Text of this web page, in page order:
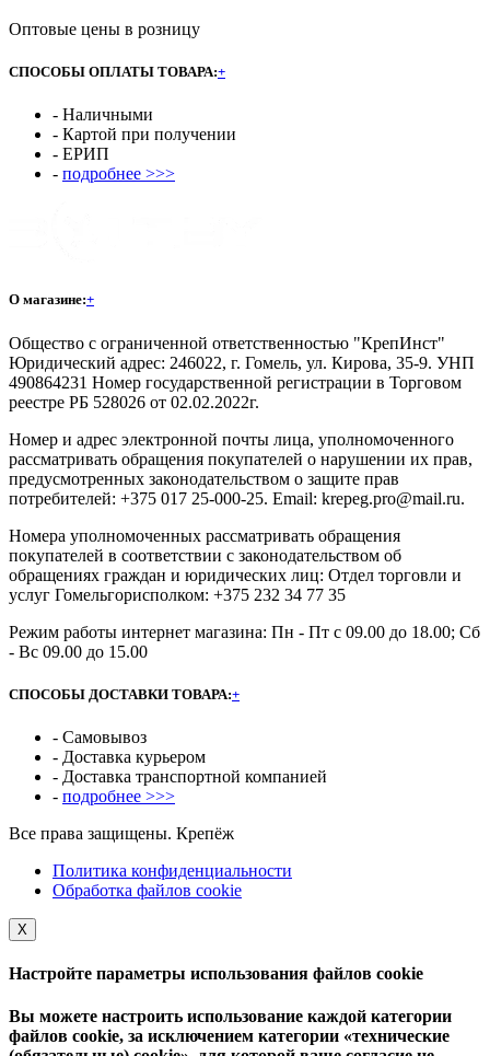
Оптовые цены в розницу
СПОСОБЫ ОПЛАТЫ ТОВАРА:+
- Наличными
- Картой при получении
- ЕРИП
- подробнее >>>
О магазине:+
Общество с ограниченной ответственностью "КрепИнст"
Юридический адрес: 246022, г. Гомель, ул. Кирова, 35-9. УНП
490864231 Номер государственной регистрации в Торговом
реестре РБ 528026 от 02.02.2022г.
Номер и адрес электронной почты лица, уполномоченного
рассматривать обращения покупателей о нарушении их прав,
предусмотренных законодательством о защите прав
потребителей: +375 017 25-000-25. Email: krepeg.pro@mail.ru.
Номера уполномоченных рассматривать обращения
покупателей в соответствии с законодательством об
обращениях граждан и юридических лиц: Отдел торговли и
услуг Гомельгорисполком: +375 232 34 77 35
Режим работы интернет магазина: Пн - Пт с 09.00 до 18.00; Сб
- Вс 09.00 до 15.00
СПОСОБЫ ДОСТАВКИ ТОВАРА:+
- Самовывоз
- Доставка курьером
- Доставка транспортной компанией
- подробнее >>>
Все права защищены. Крепёж
Политика конфиденциальности
Обработка файлов cookie
Х
Настройте параметры использования файлов cookie
Вы можете настроить использование каждой категории
файлов cookie, за исключением категории «технические